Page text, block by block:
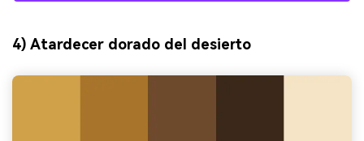
4) Atardecer dorado del desierto